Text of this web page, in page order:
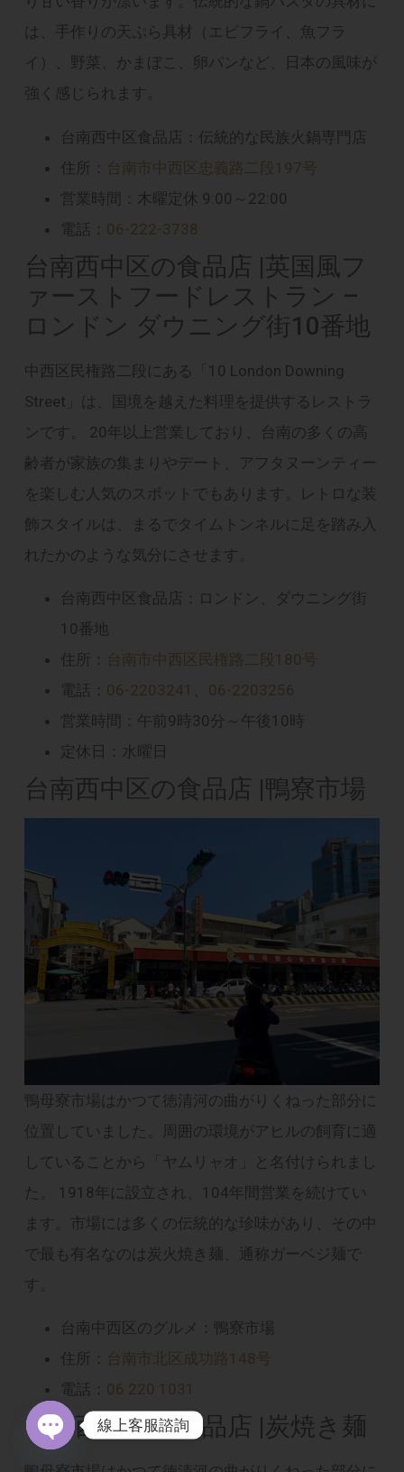
は、手作りの天ぷら具材（エビフライ、魚フラ
イ）、野菜、かまぼこ、卵パンなど、日本の風味が
強く感じられます。
台南西中区食品店：伝統的な民族火鍋専門店
住所： 台南市中西区忠義路二段197号
営業時間：木曜定休 9:00～22:00
電話： 06-222-3738
台南西中区の食品店 |英国風フ
ァーストフードレストラン –
ロンドン ダウニング街10番地
中西区民権路二段にある「10 London Downing
Street」は、国境を越えた料理を提供するレストラ
ンです。 20年以上営業しており、台南の多くの高
齢者が家族の集まりやデート、アフタヌーンティー
を楽しむ人気のスポットでもあります。レトロな装
飾スタイルは、まるでタイムトンネルに足を踏み入
れたかのような気分にさせます。
台南西中区食品店：ロンドン、ダウニング街
10番地
住所： 台南市中西区民権路二段180号
電話： 06-2203241
06-2203256
営業時間：午前9時30分～午後10時
定休日：水曜日
台南西中区の食品店 |鴨寮市場
鴨母寮市場はかつて徳清河の曲がりくねった部分に
位置していました。周囲の環境がアヒルの飼育に適
していることから「ヤムリャオ」と名付けられまし
た。 1918年に設立され、104年間営業を続けてい
ます。市場には多くの伝統的な珍味があり、その中
で最も有名なのは炭火焼き麺、通称ガーベジ麺で
す。
台南中西区のグルメ：鴨寮市場
住所： 台南市北区成功路148号
電話： 06 220 1031
台南西中区の食品店 |炭焼き麺
線上客服諮詢
Open chaty